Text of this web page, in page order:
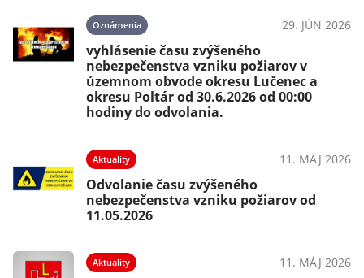
Oznámenia 29. JÚN 2026
vyhlásenie času zvýšeného
nebezpečenstva vzniku požiarov v
územnom obvode okresu Lučenec a
okresu Poltár od 30.6.2026 od 00:00
hodiny do odvolania.
Aktuality 11. MÁJ 2026
Odvolanie času zvýšeného
nebezpečenstva vzniku požiarov od
11.05.2026
Aktuality 11. MÁJ 2026